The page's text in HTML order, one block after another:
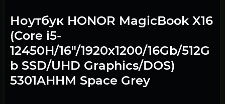
Ноутбук HONOR MagicBook X16
(Core i5-
12450H/16"/1920x1200/16Gb/512G
b SSD/UHD Graphics/DOS)
5301AHHM Space Grey